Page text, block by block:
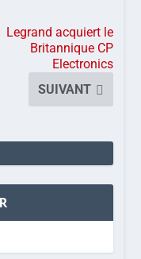
Legrand acquiert le
Britannique CP
Electronics
SUIVANT